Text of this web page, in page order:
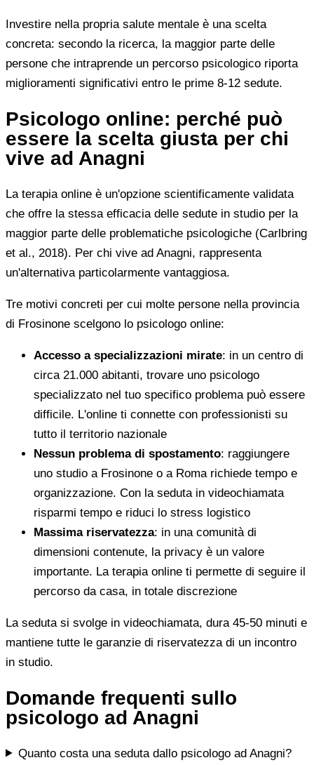
Investire nella propria salute mentale è una scelta
concreta: secondo la ricerca, la maggior parte delle
persone che intraprende un percorso psicologico riporta
miglioramenti significativi entro le prime 8-12 sedute.
Psicologo online: perché può
essere la scelta giusta per chi
vive ad Anagni
La terapia online è un'opzione scientificamente validata
che offre la stessa efficacia delle sedute in studio per la
maggior parte delle problematiche psicologiche (Carlbring
et al., 2018). Per chi vive ad Anagni, rappresenta
un'alternativa particolarmente vantaggiosa.
Tre motivi concreti per cui molte persone nella provincia
di Frosinone scelgono lo psicologo online:
Accesso a specializzazioni mirate: in un centro di
circa 21.000 abitanti, trovare uno psicologo
specializzato nel tuo specifico problema può essere
difficile. L'online ti connette con professionisti su
tutto il territorio nazionale
Nessun problema di spostamento: raggiungere
uno studio a Frosinone o a Roma richiede tempo e
organizzazione. Con la seduta in videochiamata
risparmi tempo e riduci lo stress logistico
Massima riservatezza: in una comunità di
dimensioni contenute, la privacy è un valore
importante. La terapia online ti permette di seguire il
percorso da casa, in totale discrezione
La seduta si svolge in videochiamata, dura 45-50 minuti e
mantiene tutte le garanzie di riservatezza di un incontro
in studio.
Domande frequenti sullo
psicologo ad Anagni
Quanto costa una seduta dallo psicologo ad Anagni?